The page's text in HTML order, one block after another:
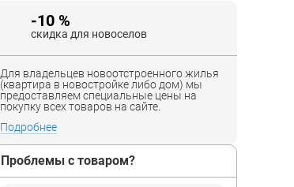
-10 %
скидка для новоселов
Для владельцев новоотстроенного жилья
(квартира в новостройке либо дом) мы
предоставляем специальные цены на
покупку всех товаров на сайте.
Подробнее
Проблемы с товаром?